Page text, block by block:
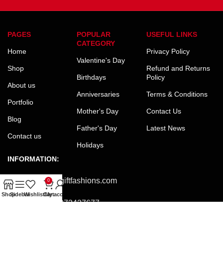
PAGES
Home
Shop
About us
Portfolio
Blog
Contact us
POPULAR
CATEGORY
Valentine's Day
Birthdays
Anniversaries
Mother's Day
Father's Day
Holidays
USEFUL LINKS
Privacy Policy
Refund and Returns
Policy
Terms & Conditions
Contact Us
Latest News
INFORMATION:
Email:office@giftfashions.com
+8801973427677
ShopSidebarWishlist
0
Cart
My account